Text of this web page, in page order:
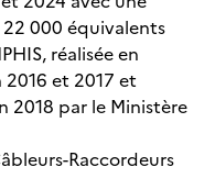
000 équivalents
réalisée en
et 2017 et
2018 par le Ministère
Raccordeurs